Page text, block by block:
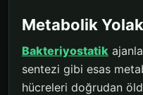
Metabolik
Bakteriyostatik
sentezi gibi esas
hücreleri doğrudan